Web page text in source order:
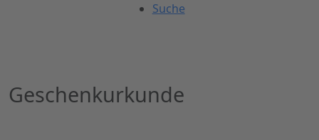
Suche
Geschenkurkunde